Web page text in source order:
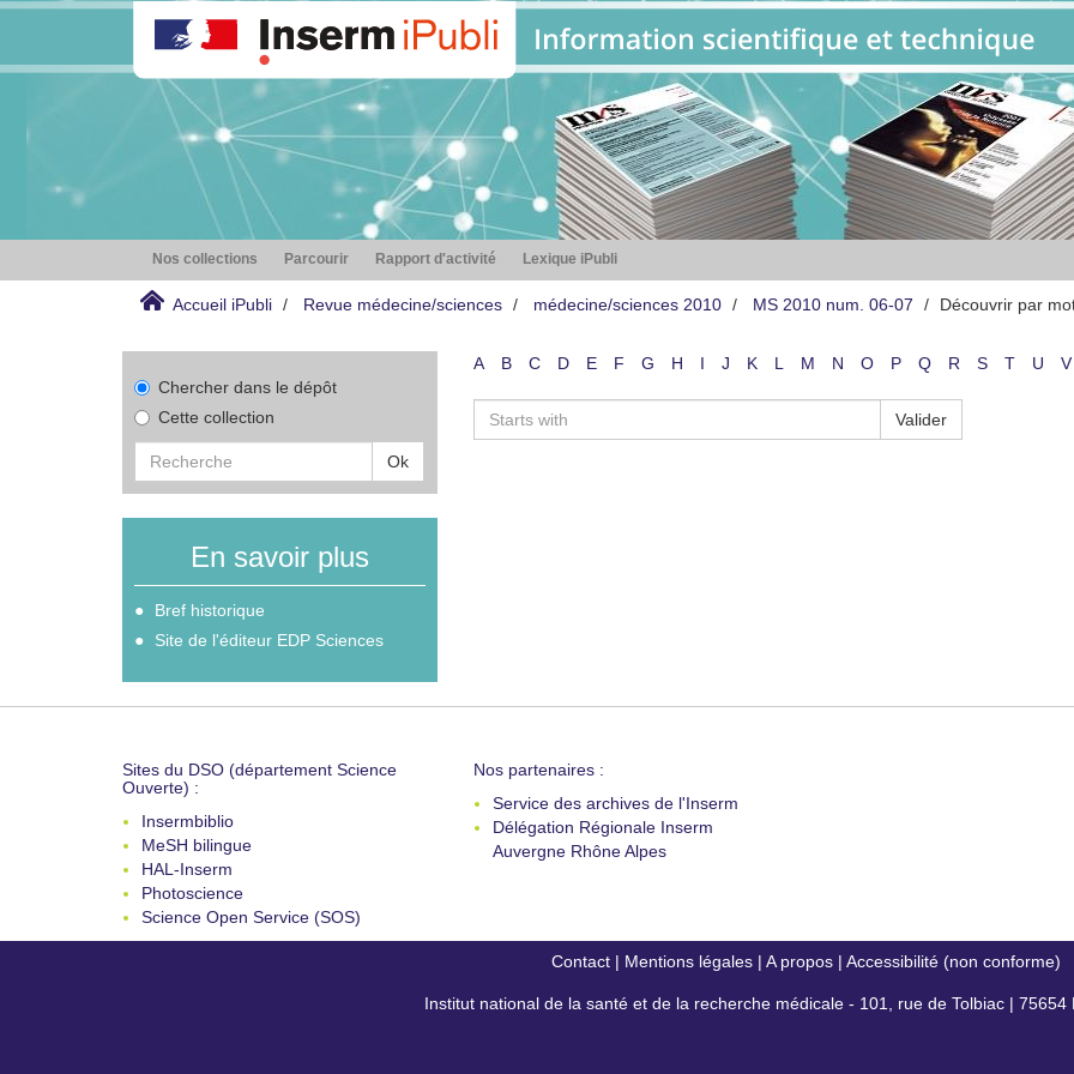
Nos collections Parcourir Rapport d'activité Lexique iPubli
Accueil iPubli Revue médecine/sciences médecine/sciences 2010 MS 2010 num. 06-07 Découvrir par
Chercher dans le dépôt
Cette collection
Ok
En savoir plus
Bref historique
Site de l'éditeur EDP Sciences
A B C D E F G H I J K L M N O P Q R S T U V
Valider
Sites du DSO (département Science
Ouverte) :
Insermbiblio
MeSH bilingue
HAL-Inserm
Photoscience
Science Open Service (SOS)
Nos partenaires :
Service des archives de l'Inserm
Délégation Régionale Inserm
Auvergne Rhône Alpes
Contact| Mentions légales| A propos| Accessibilité (non conforme)
Institut national de la santé et de la recherche médicale - 101, rue de Tolbiac | 75654